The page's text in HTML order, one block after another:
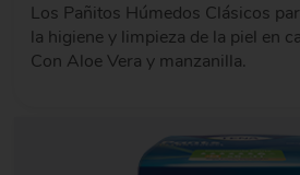
Los Pañitos Húmedos Clásicos
la higiene y limpieza de la piel en
Con Aloe Vera y manzanilla.